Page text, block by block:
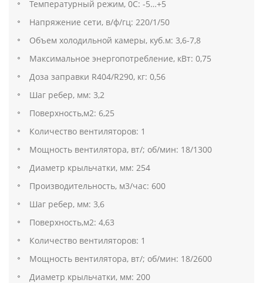
Температурный режим, 0С: -5…+5
Напряжение сети, в/ф/гц: 220/1/50
Объем холодильной камеры, куб.м: 3,6-7,8
Максимальное энергопотребление, кВт: 0,75
Доза заправки R404/R290, кг: 0,56
Шаг ребер, мм: 3,2
Поверхность,м2: 6,25
Количество вентиляторов: 1
Мощность вентилятора, вт/; об/мин: 18/1300
Диаметр крыльчатки, мм: 254
Производительность, м3/час: 600
Шаг ребер, мм: 3,6
Поверхность,м2: 4,63
Количество вентиляторов: 1
Мощность вентилятора, вт/; об/мин: 18/2600
Диаметр крыльчатки, мм: 200